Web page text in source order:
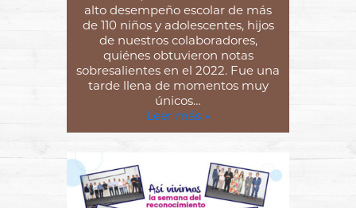
alto desempeño escolar de más
de 110 niños y adolescentes, hijos
de nuestros colaboradores,
quiénes obtuvieron notas
sobresalientes en el 2022. Fue una
tarde llena de momentos muy
únicos…
Leer más »